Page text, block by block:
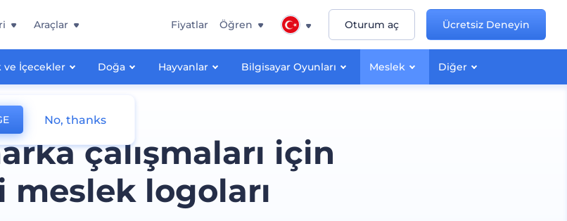
ve İçecekler Doğa Hayvanlar Bilgisayar Oyunları Meslek Diğer
Araçlar Fiyatlar Öğren Oturum aç Ücretsiz Deneyin
çalışmaları için
meslek logoları
No, thanks